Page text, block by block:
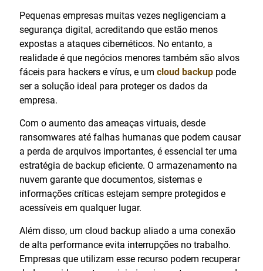
Pequenas empresas muitas vezes negligenciam a
segurança digital, acreditando que estão menos
expostas a ataques cibernéticos. No entanto, a
realidade é que negócios menores também são alvos
fáceis para hackers e vírus, e um cloud backup pode
ser a solução ideal para proteger os dados da
empresa.
Com o aumento das ameaças virtuais, desde
ransomwares até falhas humanas que podem causar
a perda de arquivos importantes, é essencial ter uma
estratégia de backup eficiente. O armazenamento na
nuvem garante que documentos, sistemas e
informações críticas estejam sempre protegidos e
acessíveis em qualquer lugar.
Além disso, um cloud backup aliado a uma conexão
de alta performance evita interrupções no trabalho.
Empresas que utilizam esse recurso podem recuperar